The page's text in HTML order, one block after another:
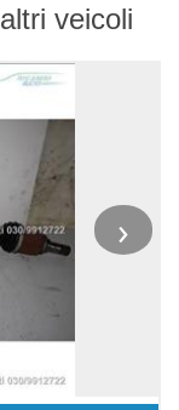
veicoli
›